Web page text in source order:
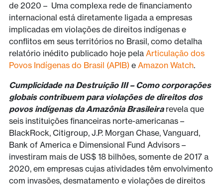
de 2020 – Uma complexa rede de financiamento
internacional está diretamente ligada a empresas
implicadas em violações de direitos indígenas e
conflitos em seus territórios no Brasil, como detalha
relatório inédito publicado hoje pela Articulação dos
Povos Indígenas do Brasil (APIB)e Amazon Watch.
Cumplicidade na Destruição III – Como corporações
globais contribuem para violações de direitos dos
povos indígenas da Amazônia Brasileirarevela que
seis instituições financeiras norte-americanas –
BlackRock, Citigroup, J.P. Morgan Chase, Vanguard,
Bank of America e Dimensional Fund Advisors –
investiram mais de US$ 18 bilhões, somente de 2017 a
2020, em empresas cujas atividades têm envolvimento
com invasões, desmatamento e violações de direitos